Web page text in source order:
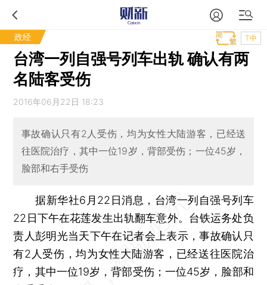
政经 T中
台湾一列自强号列车出轨 确认有两
名陆客受伤
2016年06月22日 18:23
事故确认只有2人受伤，均为女性大陆游客，已经送
往医院治疗，其中一位19岁，背部受伤；一位45岁，
脸部和右手受伤
据新华社6月22日消息，台湾一列自强号列车
22日下午在花莲发生出轨翻车意外。台铁运务处负
责人彭明光当天下午在记者会上表示，事故确认只
有2人受伤，均为女性大陆游客，已经送往医院治
疗，其中一位19岁，背部受伤；一位45岁，脸部和